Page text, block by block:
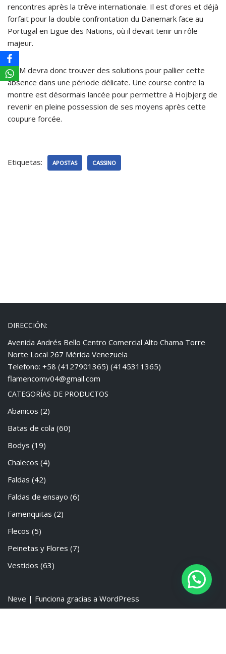
rencontres après la trêve internationale. Il est d’ores et déjà
forfait pour la double confrontation du Danemark face au
Portugal en Ligue des Nations, où il devait tenir un rôle
majeur.
L’OM devra donc trouver des solutions pour pallier cette
absence dans une période délicate. Une course contre la
montre est désormais lancée pour permettre à Hojbjerg de
revenir en pleine possession de ses moyens après cette
coupure forcée.
Etiquetas: APOSTAS CASSINO
DIRECCIÓN:
Avenida Andrés Bello Centro Comercial Alto Chama Torre
Norte Local 267 Mérida Venezuela
Telefono: +58 (4127901365) (4145311365)
flamencomv04@gmail.com
CATEGORÍAS DE PRODUCTOS
Abanicos (2)
Batas de cola (60)
Bodys (19)
Chalecos (4)
Faldas (42)
Faldas de ensayo (6)
Famenquitas (2)
Flecos (5)
Peinetas y Flores (7)
Vestidos (63)
Neve | Funciona gracias a WordPress